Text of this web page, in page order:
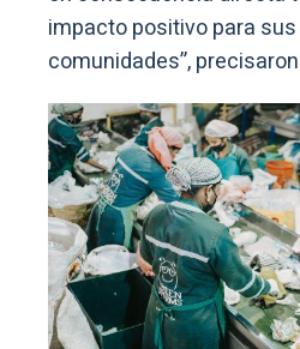
impacto positivo para
comunidades”,